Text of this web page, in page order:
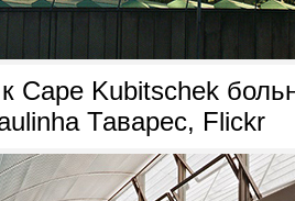
Саре Kubitschek
Таварес, Flickr